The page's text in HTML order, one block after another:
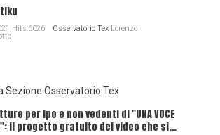
Hits:6026 Osservatorio Tex Lorenzo
Sezione Osservatorio Tex
per ipo e non vedenti di "UNA VOCE
il progetto gratuito dei video che si…